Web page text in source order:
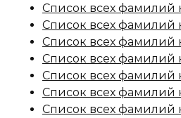
Список всех фамилий
Список всех фамилий
Список всех фамилий
Список всех фамилий
Список всех фамилий
Список всех фамилий
Список всех фамилий